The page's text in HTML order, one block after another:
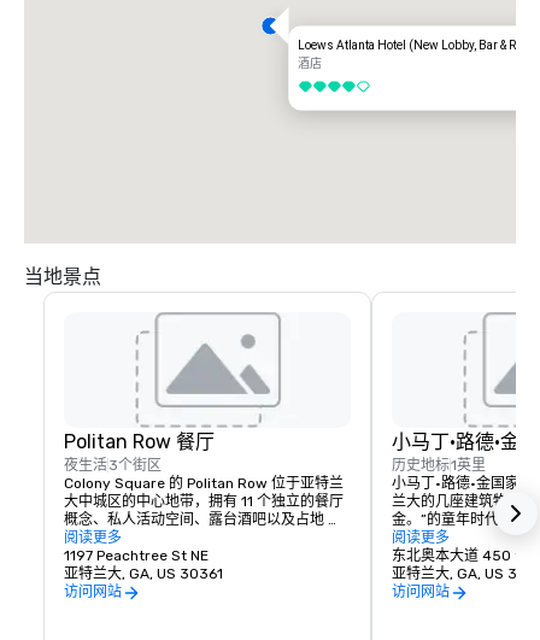
Loews Atlanta Hotel (New Lobby, Bar &
酒店
4/5
当地景点
Politan Row 餐厅
夜生活3个街区
Colony Square 的 Politan Row 位于亚特兰
大中城区的中心地带，拥有 11 个独立的餐厅
概念、私人活动空间、露台酒吧以及占地
20,000 平方英尺的建筑群中自己的隐藏式鸡
尾酒廊。美食阵容将由希望在中城区留下印
记的当地新贵组成。
阅读更多
1197 Peachtree St NE
亚特兰大, GA, US 30361
访问网站
小马丁·路德·金
历史地标1英里
小马丁·路德·金国家
兰大的几座建筑物组
金。”的童年时代的家
会教堂，国王受洗的
德·金和他都是牧师。
阅读更多
东北奥本大道 450 号
亚特兰大, GA, US
访问网站